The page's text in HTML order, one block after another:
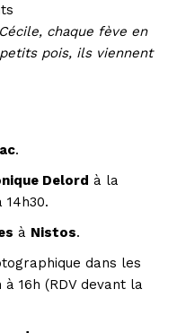
chaque fève en
pois, ils viennent
.
Delord à la
14h30.
à Nistos.
dans les
à 16h (RDV devant la